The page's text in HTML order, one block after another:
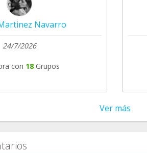
Navarro
24/7/2026
con 18 Grupos
Ver más